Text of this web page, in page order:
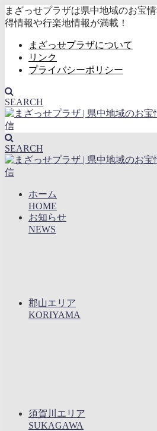
まざっせプラザは県中地域のお宝
得情報や行楽地情報が満載！
まざっせプラザについて
リンク
プライバシーポリシー
SEARCH
SEARCH
ホーム
HOME
お知らせ
NEWS
郡山エリア
KORIYAMA
須賀川エリア
SUKAGAWA